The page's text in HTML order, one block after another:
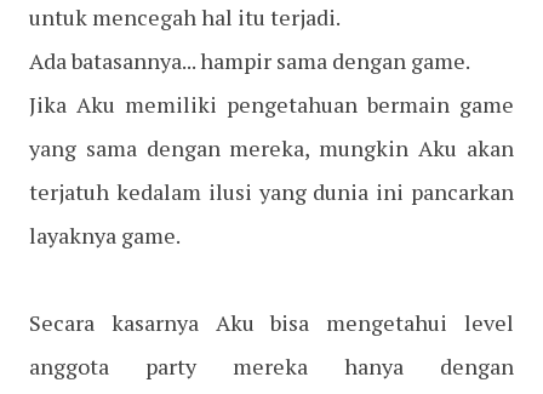
untuk mencegah hal itu terjadi.
Ada batasannya... hampir sama dengan game.
Jika Aku memiliki pengetahuan bermain game
yang sama dengan mereka, mungkin Aku akan
terjatuh kedalam ilusi yang dunia ini pancarkan
layaknya game.
Secara kasarnya Aku bisa mengetahui level
anggota party mereka hanya dengan